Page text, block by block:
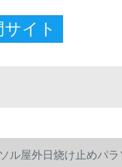
イト
ル屋外日烧け止めパ